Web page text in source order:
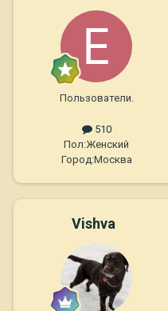
Пользователи.
510
Пол:Женский
Город:Москва
Vishva